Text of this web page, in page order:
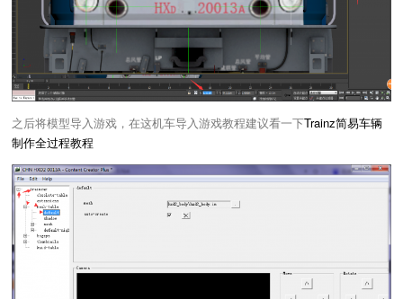
之后将模型导入游戏，在这机车导入游戏教程建议看一下Trainz简易车辆
制作全过程教程